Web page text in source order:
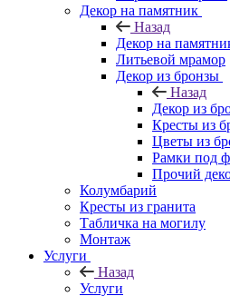
Декор на памятник
Назад
Декор на
Литьевой мрамор
Декор из бронзы
Назад
Декор из
Кресты из
Цветы из
Рамки под
Прочий
Колумбарий
Кресты из гранита
Табличка на могилу
Монтаж
Услуги
Назад
Услуги